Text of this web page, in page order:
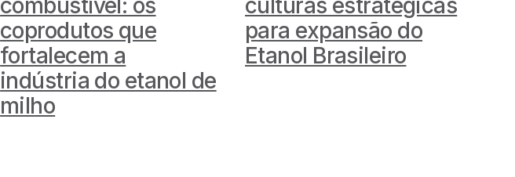
combustível: os
coprodutos que
fortalecem a
indústria do etanol de
milho
culturas estratégicas
para expansão do
Etanol Brasileiro